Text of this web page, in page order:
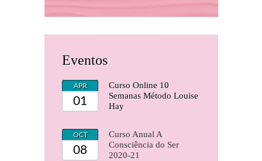
Eventos
APR
01
Curso Online 10
Semanas Método Louise
Hay
OCT
08
Curso Anual A
Consciência do Ser
2020-21